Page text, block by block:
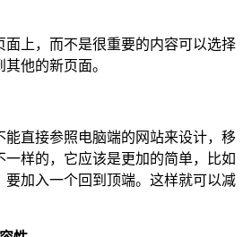
面上，而不是很重要的内容可以选择
他的新页面。
能直接参照电脑端的网站来设计，移
样的，它应该是更加的简单，比如
要加入一个回到顶端。这样就可以减